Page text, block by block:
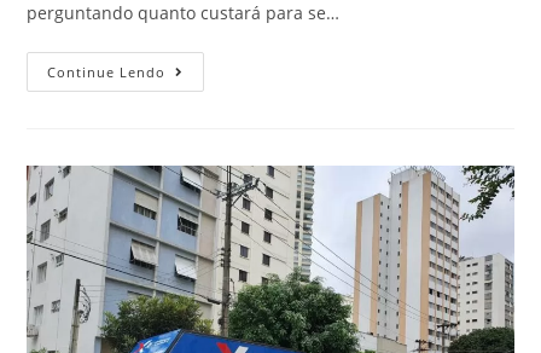
perguntando quanto custará para se…
Continue Lendo